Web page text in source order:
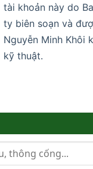
tài khoản này do
ty biên soạn và
Nguyễn Minh Khôi
kỹ thuật.